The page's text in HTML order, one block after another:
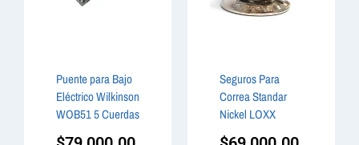
Puente para Bajo
Eléctrico Wilkinson
WOB51 5 Cuerdas
Seguros Para
Correa Standar
Nickel LOXX